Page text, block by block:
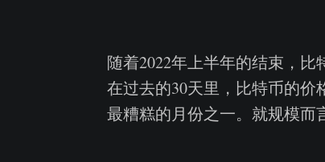
随着2022年上半年的结束，比
在过去的30天里，比特币的价
最糟糕的月份之一。就规模而